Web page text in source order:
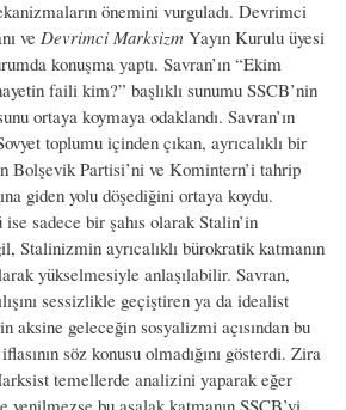
önemini vurguladı. Devrimci
ve Devrimci Marksizm Yayın Kurulu üyesi
konuşma yaptı. Savran’ın “Ekim
faili kim?” başlıklı sunumu SSCB’nin
ortaya koymaya odaklandı. Savran’ın
toplumu içinden çıkan, ayrıcalıklı bir
Bolşevik Partisi’ni ve Komintern’i tahrip
giden yolu döşediğini ortaya koydu.
sadece bir şahıs olarak Stalin’in
Stalinizmin ayrıcalıklı bürokratik katmanın
yükselmesiyle anlaşılabilir. Savran,
sessizlikle geçiştiren ya da idealist
aksine geleceğin sosyalizmi açısından bu
söz konusu olmadığını gösterdi. Zira
temellerde analizini yaparak eğer